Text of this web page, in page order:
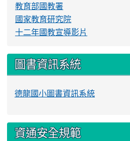
教育部國教署
國家教育研究院
十二年國教宣導影片
圖書資訊系統
德龍國小圖書資訊系統
資通安全規範